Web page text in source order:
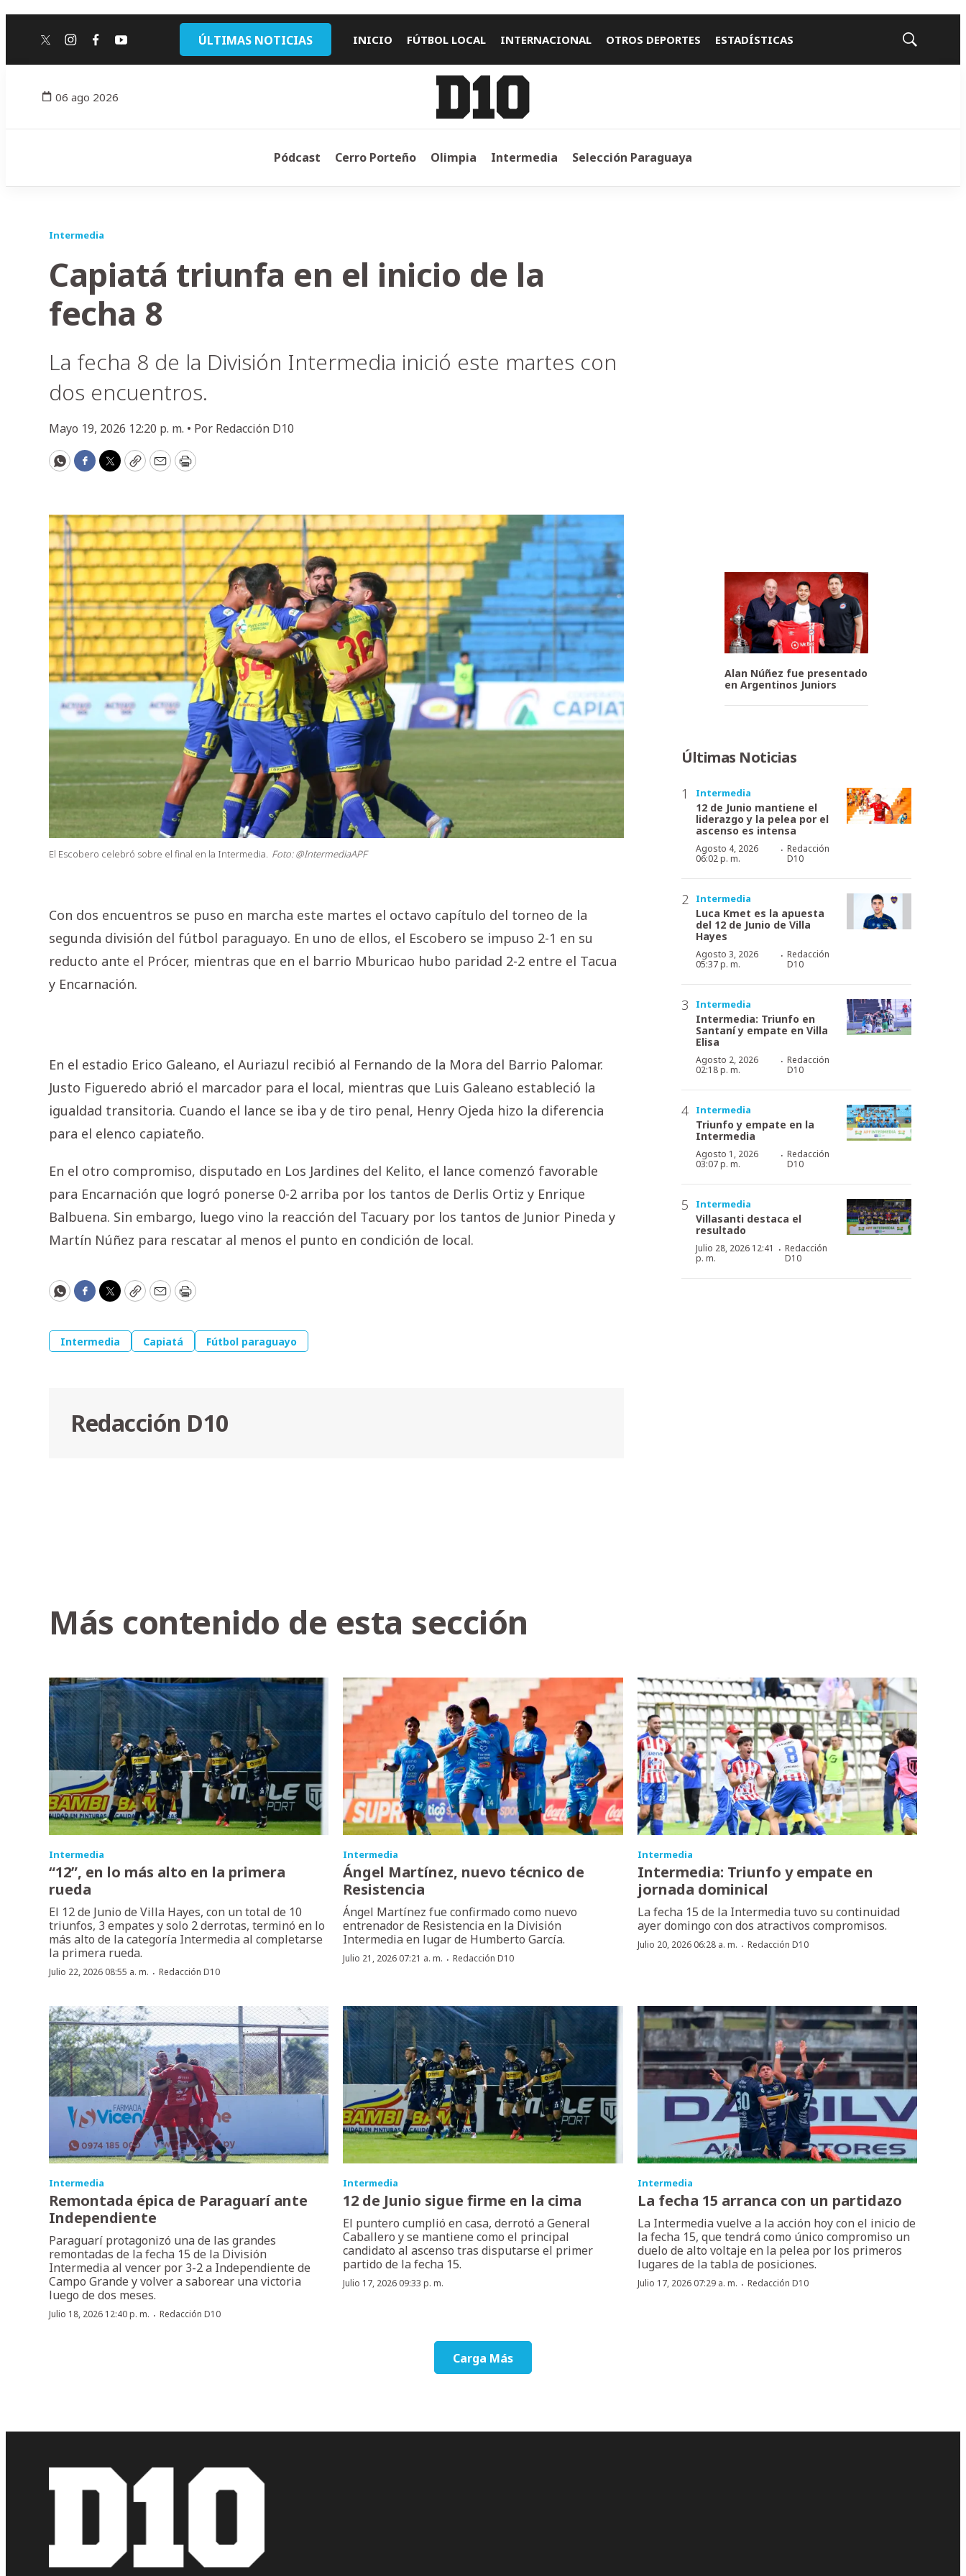
twitterinstagram
facebook
youtube ÚLTIMAS NOTICIAS INICIO FÚTBOL LOCAL INTERNACIONAL OTROS DEPORTES ESTADÍSTICAS
Mostrar
06 ago 2026
Pódcast Cerro Porteño Olimpia Intermedia Selección Paraguaya
Intermedia
Capiatá triunfa en el inicio de la
fecha 8
La fecha 8 de la División Intermedia inició este martes con
dos encuentros.
Mayo 19, 2026 12:20 p. m. • Por Redacción D10
WhatsApp
Facebook
Twitter
CopyEmailPrint
El Escobero celebró sobre el final en la Intermedia. Foto: @IntermediaAPF
Con dos encuentros se puso en marcha este martes el octavo capítulo del torneo de la
segunda división del fútbol paraguayo. En uno de ellos, el Escobero se impuso 2-1 en su
reducto ante el Prócer, mientras que en el barrio Mburicao hubo paridad 2-2 entre el Tacua
y Encarnación.
En el estadio Erico Galeano, el Auriazul recibió al Fernando de la Mora del Barrio Palomar.
Justo Figueredo abrió el marcador para el local, mientras que Luis Galeano estableció la
igualdad transitoria. Cuando el lance se iba y de tiro penal, Henry Ojeda hizo la diferencia
para el elenco capiateño.
En el otro compromiso, disputado en Los Jardines del Kelito, el lance comenzó favorable
para Encarnación que logró ponerse 0-2 arriba por los tantos de Derlis Ortiz y Enrique
Balbuena. Sin embargo, luego vino la reacción del Tacuary por los tantos de Junior Pineda y
Martín Núñez para rescatar al menos el punto en condición de local.
WhatsApp
Facebook
Twitter
CopyEmailPrint
Intermedia Capiatá Fútbol paraguayo
Redacción D10
Alan Núñez fue presentado
en Argentinos Juniors
Últimas Noticias
Intermedia
12 de Junio mantiene el
liderazgo y la pelea por el
ascenso es intensa
Agosto 4, 2026
06:02 p. m.
· Redacción
D10
Intermedia
Luca Kmet es la apuesta
del 12 de Junio de Villa
Hayes
Agosto 3, 2026
05:37 p. m.
· Redacción
D10
Intermedia
Intermedia: Triunfo en
Santaní y empate en Villa
Elisa
Agosto 2, 2026
02:18 p. m.
· Redacción
D10
Intermedia
Triunfo y empate en la
Intermedia
Agosto 1, 2026
03:07 p. m.
· Redacción
D10
Intermedia
Villasanti destaca el
resultado
Julio 28, 2026 12:41
p. m.
· Redacción
D10
Más contenido de esta sección
Intermedia
“12”, en lo más alto en la primera
rueda
El 12 de Junio de Villa Hayes, con un total de 10
triunfos, 3 empates y solo 2 derrotas, terminó en lo
más alto de la categoría Intermedia al completarse
la primera rueda.
Julio 22, 2026 08:55 a. m. · Redacción D10
Intermedia
Ángel Martínez, nuevo técnico de
Resistencia
Ángel Martínez fue confirmado como nuevo
entrenador de Resistencia en la División
Intermedia en lugar de Humberto García.
Julio 21, 2026 07:21 a. m. ·Redacción D10
Intermedia
Intermedia: Triunfo y empate en
jornada dominical
La fecha 15 de la Intermedia tuvo su continuidad
ayer domingo con dos atractivos compromisos.
Julio 20, 2026 06:28 a. m. · Redacción D10
Intermedia
Remontada épica de Paraguarí ante
Independiente
Paraguarí protagonizó una de las grandes
remontadas de la fecha 15 de la División
Intermedia al vencer por 3-2 a Independiente de
Campo Grande y volver a saborear una victoria
luego de dos meses.
Julio 18, 2026 12:40 p. m. · Redacción D10
Intermedia
12 de Junio sigue firme en la cima
El puntero cumplió en casa, derrotó a General
Caballero y se mantiene como el principal
candidato al ascenso tras disputarse el primer
partido de la fecha 15.
Julio 17, 2026 09:33 p. m.
Intermedia
La fecha 15 arranca con un partidazo
La Intermedia vuelve a la acción hoy con el inicio de
la fecha 15, que tendrá como único compromiso un
duelo de alto voltaje en la pelea por los primeros
lugares de la tabla de posiciones.
Julio 17, 2026 07:29 a. m. · Redacción D10
Carga Más